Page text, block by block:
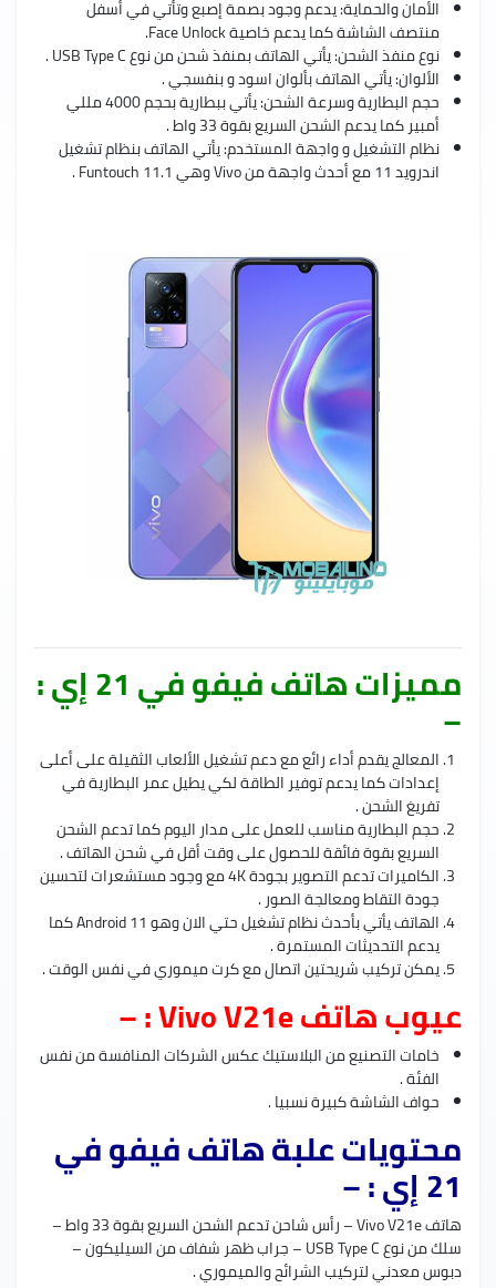
الأمان والحماية: يدعم وجود بصمة إصبع وتأتي في أسفل
منتصف الشاشة كما يدعم خاصية Face Unlock.
نوع منفذ الشحن: يأتي الهاتف بمنفذ شحن من نوع USB Type C .
الألوان: يأتي الهاتف بألوان اسود و بنفسجي .
حجم البطارية وسرعة الشحن: يأتي ببطارية بحجم 4000 مللي
أمبير كما يدعم الشحن السريع بقوة 33 واط .
نظام التشغيل و واجهة المستخدم: يأتي الهاتف بنظام تشغيل
اندرويد 11 مع أحدث واجهة من Vivo وهي Funtouch 11.1 .
مميزات هاتف فيفو في 21 إي :
–
المعالج يقدم أداء رائع مع دعم تشغيل الألعاب الثقيلة على أعلى
إعدادات كما يدعم توفير الطاقة لكي يطيل عمر البطارية في
تفريغ الشحن .
حجم البطارية مناسب للعمل على مدار اليوم كما تدعم الشحن
السريع بقوة فائقة للحصول على وقت أقل في شحن الهاتف .
الكاميرات تدعم التصوير بجودة 4K مع وجود مستشعرات لتحسين
جودة التقاط ومعالجة الصور .
الهاتف يأتي بأحدث نظام تشغيل حتي الان وهو Android 11 كما
يدعم التحديثات المستمرة .
يمكن تركيب شريحتين اتصال مع كرت ميموري في نفس الوقت .
عيوب هاتف Vivo V21e : –
خامات التصنيع من البلاستيك عكس الشركات المنافسة من نفس
الفئة .
حواف الشاشة كبيرة نسبيا .
محتويات علبة هاتف فيفو في
21 إي : –
هاتف Vivo V21e – رأس شاحن تدعم الشحن السريع بقوة 33 واط –
سلك من نوع USB Type C – جراب ظهر شفاف من السيليكون –
دبوس معدني لتركيب الشرائح والميموري .